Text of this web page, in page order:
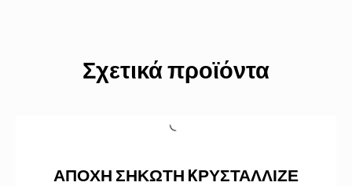
Σχετικά προϊόντα
ΑΠΟΧΗ ΣΗΚΩΤΗ KΡΥΣΤΑΛΛΙΖΕ